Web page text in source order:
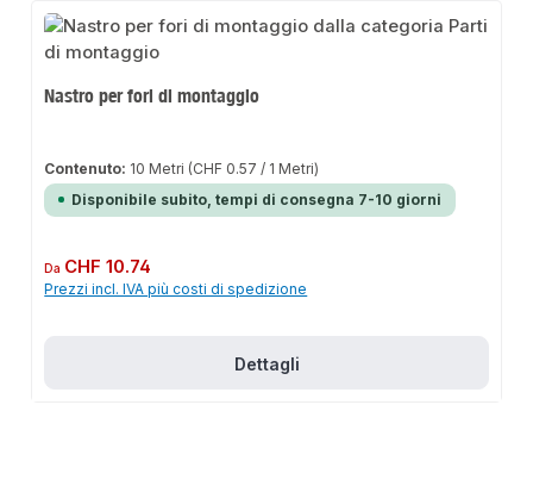
Nastro per fori di montaggio
Contenuto: 10 Metri (CHF 0.57 / 1 Metri)
Disponibile subito, tempi di consegna 7-10 giorni
Prezzo normale:
Da CHF 10.74
Prezzi incl. IVA più costi di spedizione
Dettagli